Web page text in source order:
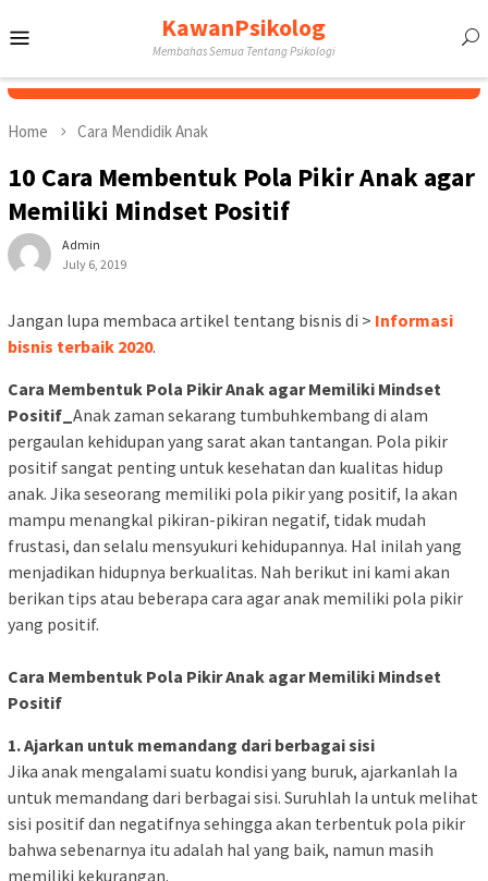
to
KawanPsikolog
Membahas Semua Tentang Psikologi
Home Cara Mendidik Anak
10 Cara Membentuk Pola Pikir Anak agar
Memiliki Mindset Positif
Admin
July 6, 2019
Jangan lupa membaca artikel tentang bisnis di > Informasi
bisnis terbaik 2020.
Cara Membentuk Pola Pikir Anak agar Memiliki Mindset
Positif_ Anak zaman sekarang tumbuhkembang di alam
pergaulan kehidupan yang sarat akan tantangan. Pola pikir
positif sangat penting untuk kesehatan dan kualitas hidup
anak. Jika seseorang memiliki pola pikir yang positif, Ia akan
mampu menangkal pikiran-pikiran negatif, tidak mudah
frustasi, dan selalu mensyukuri kehidupannya. Hal inilah yang
menjadikan hidupnya berkualitas. Nah berikut ini kami akan
berikan tips atau beberapa cara agar anak memiliki pola pikir
yang positif.
Cara Membentuk Pola Pikir Anak agar Memiliki Mindset
Positif
1. Ajarkan untuk memandang dari berbagai sisi
Jika anak mengalami suatu kondisi yang buruk, ajarkanlah Ia
untuk memandang dari berbagai sisi. Suruhlah Ia untuk melihat
sisi positif dan negatifnya sehingga akan terbentuk pola pikir
bahwa sebenarnya itu adalah hal yang baik, namun masih
memiliki kekurangan.